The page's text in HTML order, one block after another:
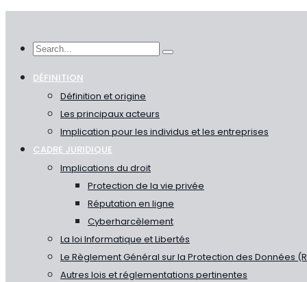
DÉFINITION
Définition et origine
Les principaux acteurs
Implication pour les individus et les entreprises
CADRE JURIDIQUE
Implications du droit
Protection de la vie privée
Réputation en ligne
Cyberharcèlement
La loi Informatique et Libertés
Le Règlement Général sur la Protection des Données
Autres lois et réglementations pertinentes